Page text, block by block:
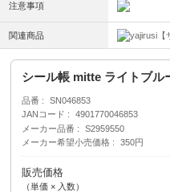
注意事項
関連商品
シール帳 mitte ライトブ
品番
SN046853
JANコード
4901770046853
メーカー品番
S2959550
メーカー希望小売価格
350円
販売価格
（単価 × 入数）